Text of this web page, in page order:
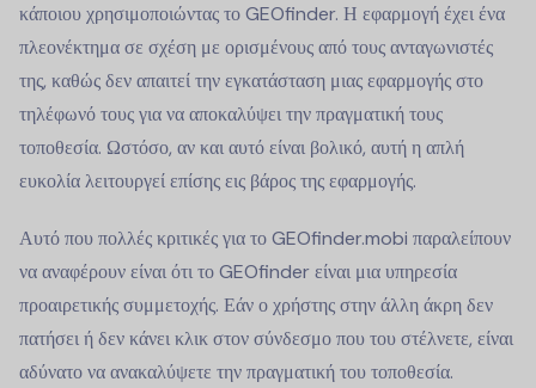
κάποιου χρησιμοποιώντας το GEOfinder. Η εφαρμογή έχει ένα
πλεονέκτημα σε σχέση με ορισμένους από τους ανταγωνιστές
της, καθώς δεν απαιτεί την εγκατάσταση μιας εφαρμογής στο
τηλέφωνό τους για να αποκαλύψει την πραγματική τους
τοποθεσία. Ωστόσο, αν και αυτό είναι βολικό, αυτή η απλή
ευκολία λειτουργεί επίσης εις βάρος της εφαρμογής.
Αυτό που πολλές κριτικές για το GEOfinder.mobi παραλείπουν
να αναφέρουν είναι ότι το GEOfinder είναι μια υπηρεσία
προαιρετικής συμμετοχής. Εάν ο χρήστης στην άλλη άκρη δεν
πατήσει ή δεν κάνει κλικ στον σύνδεσμο που του στέλνετε, είναι
αδύνατο να ανακαλύψετε την πραγματική του τοποθεσία.